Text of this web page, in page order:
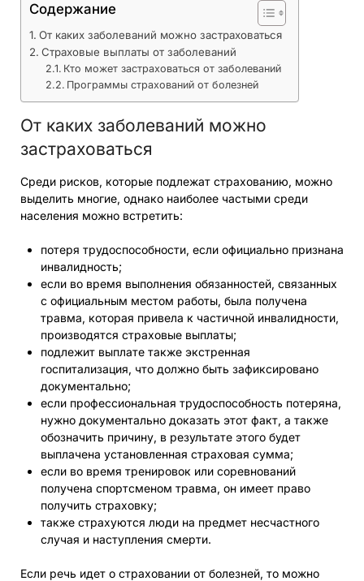
Содержание
От каких заболеваний можно застраховаться
Страховые выплаты от заболеваний
Кто может застраховаться от заболеваний
Программы страхований от болезней
От каких заболеваний можно
застраховаться
Среди рисков, которые подлежат страхованию, можно
выделить многие, однако наиболее частыми среди
населения можно встретить:
потеря трудоспособности, если официально признана
инвалидность;
если во время выполнения обязанностей, связанных
с официальным местом работы, была получена
травма, которая привела к частичной инвалидности,
производятся страховые выплаты;
подлежит выплате также экстренная
госпитализация, что должно быть зафиксировано
документально;
если профессиональная трудоспособность потеряна,
нужно документально доказать этот факт, а также
обозначить причину, в результате этого будет
выплачена установленная страховая сумма;
если во время тренировок или соревнований
получена спортсменом травма, он имеет право
получить страховку;
также страхуются люди на предмет несчастного
случая и наступления смерти.
Если речь идет о страховании от болезней, то можно